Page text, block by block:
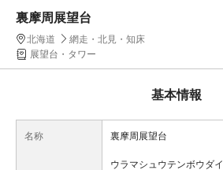
裏摩周展望台
北海道
網走・北見・知床
展望台・タワー
基本情報
名称 裏摩周展望台
ウラマシュウテンボウダイ